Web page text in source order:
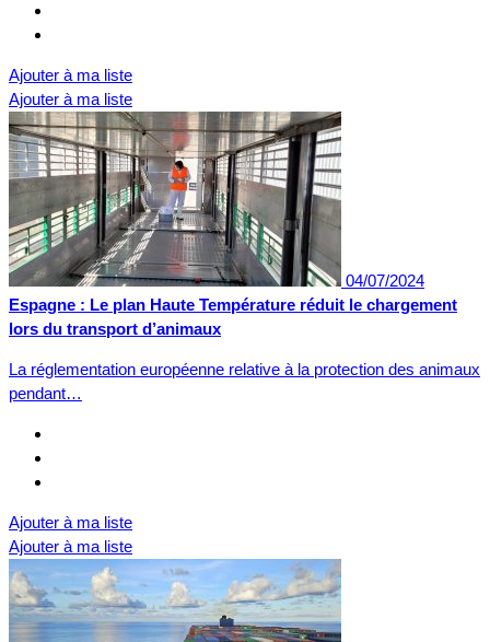
Ajouter à ma liste
Ajouter à ma liste
04/07/2024
Espagne : Le plan Haute Température réduit le chargement
lors du transport d’animaux
La réglementation européenne relative à la protection des animaux
pendant…
Ajouter à ma liste
Ajouter à ma liste